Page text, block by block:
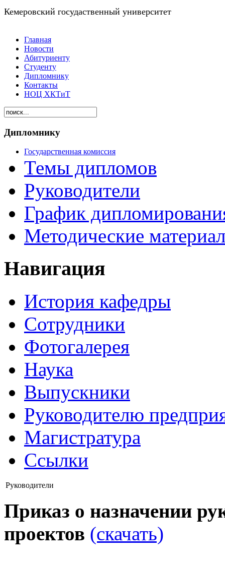
Кемеровский госудаственный университет
Главная
Новости
Абитуриенту
Студенту
Дипломнику
Контакты
НОЦ ХКТиТ
Дипломнику
Государственная комиссия
Темы дипломов
Руководители
График
Методические
Навигация
История кафедры
Сотрудники
Фотогалерея
Наука
Выпускники
Руководителю
Магистратура
Ссылки
Руководители
Приказ о назначении
проектов (скачать)